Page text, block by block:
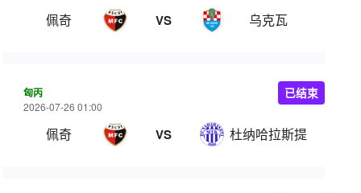
佩奇 VS 乌克瓦
匈丙
2026-07-26 01:00
佩奇 VS 杜纳哈拉斯提
已结束